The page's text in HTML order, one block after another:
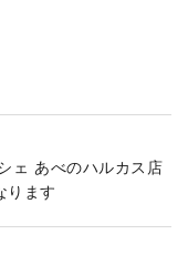
ェ あべのハルカス店
ります